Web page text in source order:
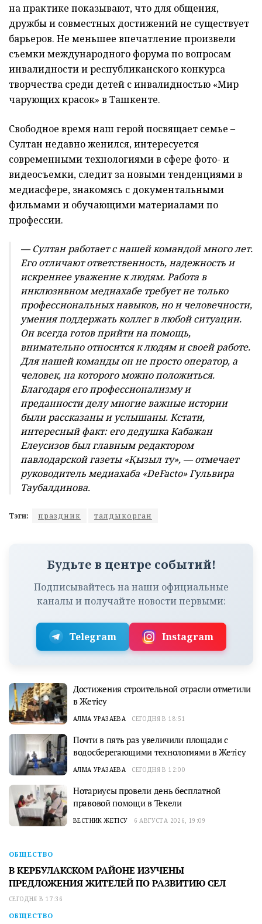
на практике показывают, что для общения,
дружбы и совместных достижений не существует
барьеров. Не меньшее впечатление произвели
съемки международного форума по вопросам
инвалидности и республиканского конкурса
творчества среди детей с инвалидностью «Мир
чарующих красок» в Ташкенте.
Свободное время наш герой посвящает семье –
Султан недавно женился, интересуется
современными технологиями в сфере фото- и
видеосъемки, следит за новыми тенденциями в
медиасфере, знакомясь с документальными
фильмами и обучающими материалами по
профессии.
— Султан работает с нашей командой много лет.
Его отличают ответственность, надежность и
искреннее уважение к людям. Работа в
инклюзивном медиахабе требует не только
профессиональных навыков, но и человечности,
умения поддержать коллег в любой ситуации.
Он всегда готов прийти на помощь,
внимательно относится к людям и своей работе.
Для нашей команды он не просто оператор, а
человек, на которого можно положиться.
Благодаря его профессионализму и
преданности делу многие важные истории
были рассказаны и услышаны. Кстати,
интересный факт: его дедушка Кабажан
Елеусизов был главным редактором
павлодарской газеты «Қызыл ту», — отмечает
руководитель медиахаба «DeFacto» Гульвира
Таубалдинова.
Тэги: праздник талдыкорган
Будьте в центре событий!
Подписывайтесь на наши официальные
каналы и получайте новости первыми:
Telegram Instagram
Достижения строительной отрасли отметили
в Жетісу
АЛМА УРАЗАЕВА СЕГОДНЯ В 18:51
Почти в пять раз увеличили площади с
водосберегающими технологиями в Жетісу
АЛМА УРАЗАЕВА СЕГОДНЯ В 12:00
Нотариусы провели день бесплатной
правовой помощи в Текели
ВЕСТНИК ЖЕТІСУ 6 АВГУСТА 2026, 19:09
ОБЩЕСТВО
В КЕРБУЛАКСКОМ РАЙОНЕ ИЗУЧЕНЫ
ПРЕДЛОЖЕНИЯ ЖИТЕЛЕЙ ПО РАЗВИТИЮ СЕЛ
СЕГОДНЯ В 17:36
ОБЩЕСТВО